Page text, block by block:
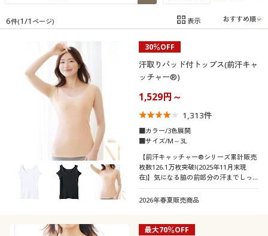
ジュニア・ティーンズ下着
メンズ下着
家電
キッチン・雑貨・日用品
寝具・インテリア・家具通販すべて
家具・収納
寝具・ベッド
カーテン・ラグ・ファブリック
美容・健康
美容・健康通販すべて
美容・健康・サプリメント
制服・スクール
制服・スクールすべて
ジュニア・ティーンズ下着
大きいサイズ
大きいサイズ通販すべて
大きいサイズ レディース服
大きいサイズ レディース下着
シークレットセール
商品カテゴリ一覧
在庫 在庫のある商品のみ表示
カテゴリ
S M LL 3L 4L
5L
6件(1/1 ページ) 表示
30％OFF
汗取りパッド付トップス(前汗キャ
ッチャー®)
1,529円～
1,313件
■カラー/3色展開
■サイズ/M～3L
【前汗キャッチャー®シリーズ累計販売
枚数126.1万枚突破!(2025年11月末現
在)】気になる脇の前部分の汗までしっ
かりカバー。袖が洋服からチラ見えしな
いデザインで、お洒落な着こなしにも役
2026年春夏販売商品
最大70％OFF